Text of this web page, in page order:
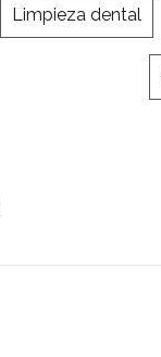
Limpieza dental